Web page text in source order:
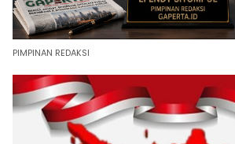
PIMPINAN REDAKSI